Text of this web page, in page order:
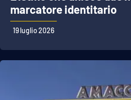
marcatore identitario
19 luglio 2026